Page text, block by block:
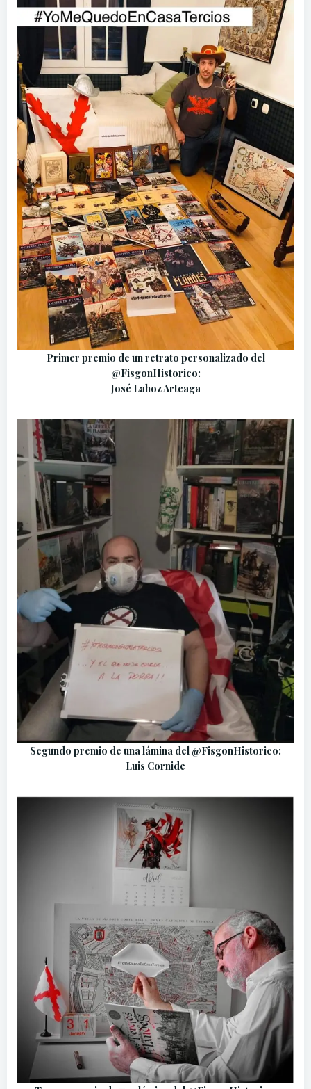
Primer premio de un retrato personalizado del
@FisgonHistorico:
José Lahoz Arteaga
Segundo premio de una lámina del @FisgonHistorico:
Luis Cornide